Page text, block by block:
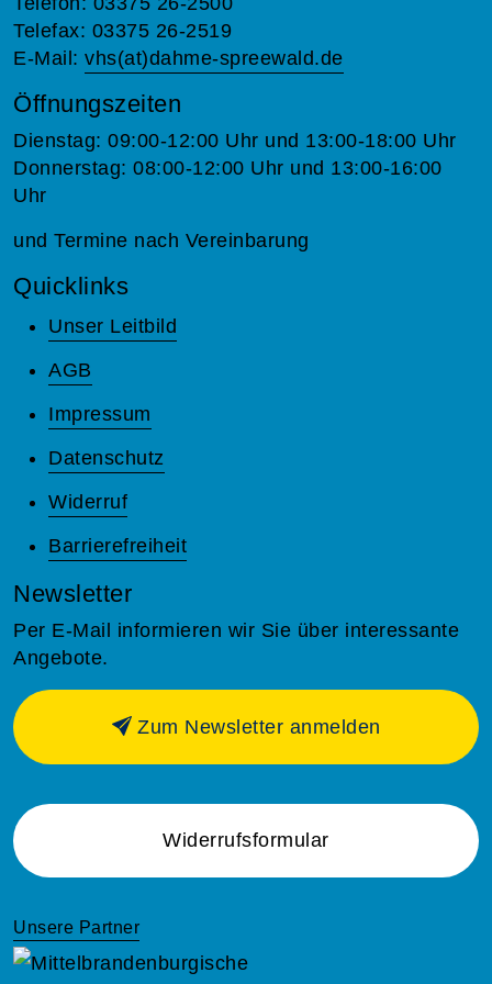
Telefax: 03375 26-2519
E-Mail: vhs(at)dahme-spreewald.de
Öffnungszeiten
Dienstag: 09:00-12:00 Uhr und 13:00-18:00 Uhr
Donnerstag: 08:00-12:00 Uhr und 13:00-16:00
Uhr
und Termine nach Vereinbarung
Quicklinks
Unser Leitbild
AGB
Impressum
Datenschutz
Widerruf
Barrierefreiheit
Newsletter
Per E-Mail informieren wir Sie über interessante
Angebote.
Zum Newsletter anmelden
Widerrufsformular
Unsere Partner